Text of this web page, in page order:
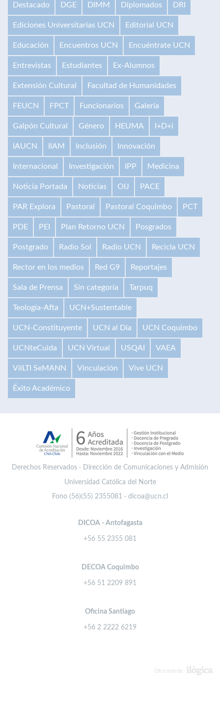
Destacado DGE DIMM Diplomados DRI
Ediciones Universitarias UCN Editorial UCN
Educación Encuentros UCN Encuéntrate UCN
Entrevistas Estudiantes Ex-Alumnos
Extensión Cultural Facultad de Humanidades
FEUCN FPCT Funcionarios Galería
Galpón Cultural Género HEUMA I+D+i
IAUCN IIAM Inclusión Innovación
Internacional Investigación IPP Medicina
Noticia Portada Noticias OIJ PACE
PAR Explora Pastoral Pastoral Coquimbo PCT
PDE PEI Plan Retorno UCN Posgrados
Postgrado Radio Sol Radio UCN Recicla UCN
Rector en los medios Red G9 Reportajes
Sala de Prensa Sin categoría Tarpuq
Teología-Afta UCN+Sustentable
UCN-Constituyente UCN al Día UCN Coquimbo
UCNteCuida UCN Virtual USQAI VAEA
VilLTI SeMANN Vinculación Vive UCN
Éxito Académico
Derechos Reservados · Dirección de Comunicaciones y Admisión
Universidad Católica del Norte
Fono (56)(55) 2355081 · dicoa@ucn.cl
DICOA - Antofagasta
+56 55 2355 081
DECOA Coquimbo
+56 51 2209 891
Oficina Santiago
+56 2 2222 6219